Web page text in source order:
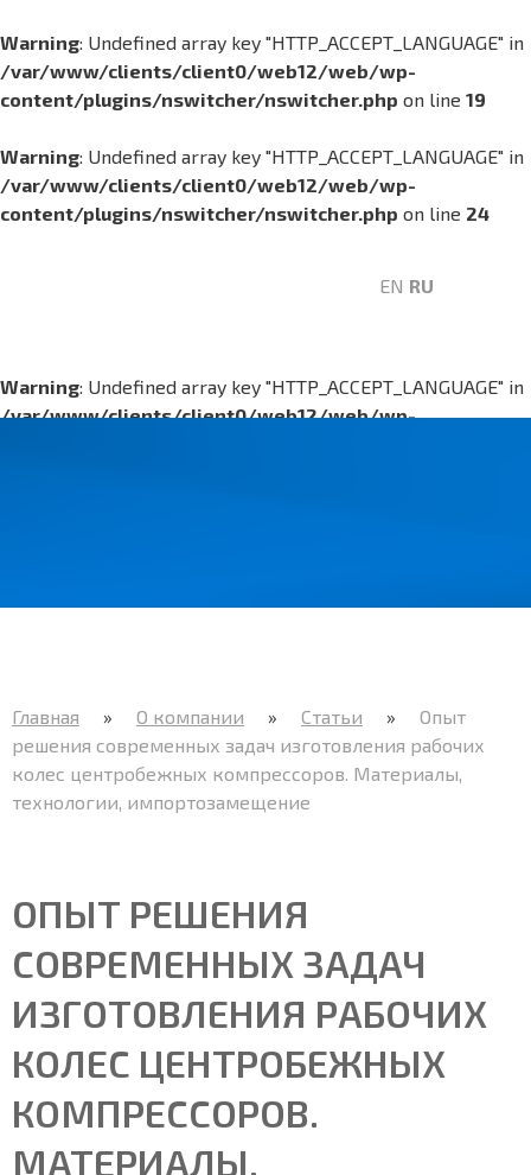
Warning: Undefined array key "HTTP_ACCEPT_LANGUAGE" in
/var/www/clients/client0/web12/web/wp-
content/plugins/nswitcher/nswitcher.php on line 19
Warning: Undefined array key "HTTP_ACCEPT_LANGUAGE" in
/var/www/clients/client0/web12/web/wp-
content/plugins/nswitcher/nswitcher.php on line 24
EN RU
Warning: Undefined array key "HTTP_ACCEPT_LANGUAGE" in
/var/www/clients/client0/web12/web/wp-
Главная » О компании » Статьи » Опыт
решения современных задач изготовления рабочих
колес центробежных компрессоров. Материалы,
технологии, импортозамещение
ОПЫТ РЕШЕНИЯ
СОВРЕМЕННЫХ ЗАДАЧ
ИЗГОТОВЛЕНИЯ РАБОЧИХ
КОЛЕС ЦЕНТРОБЕЖНЫХ
КОМПРЕССОРОВ.
МАТЕРИАЛЫ,